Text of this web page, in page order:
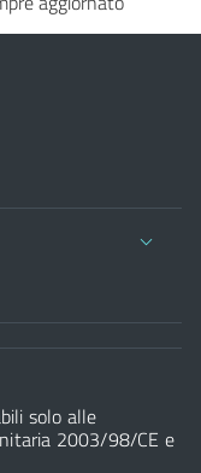
solo alle
2003/98/CE e